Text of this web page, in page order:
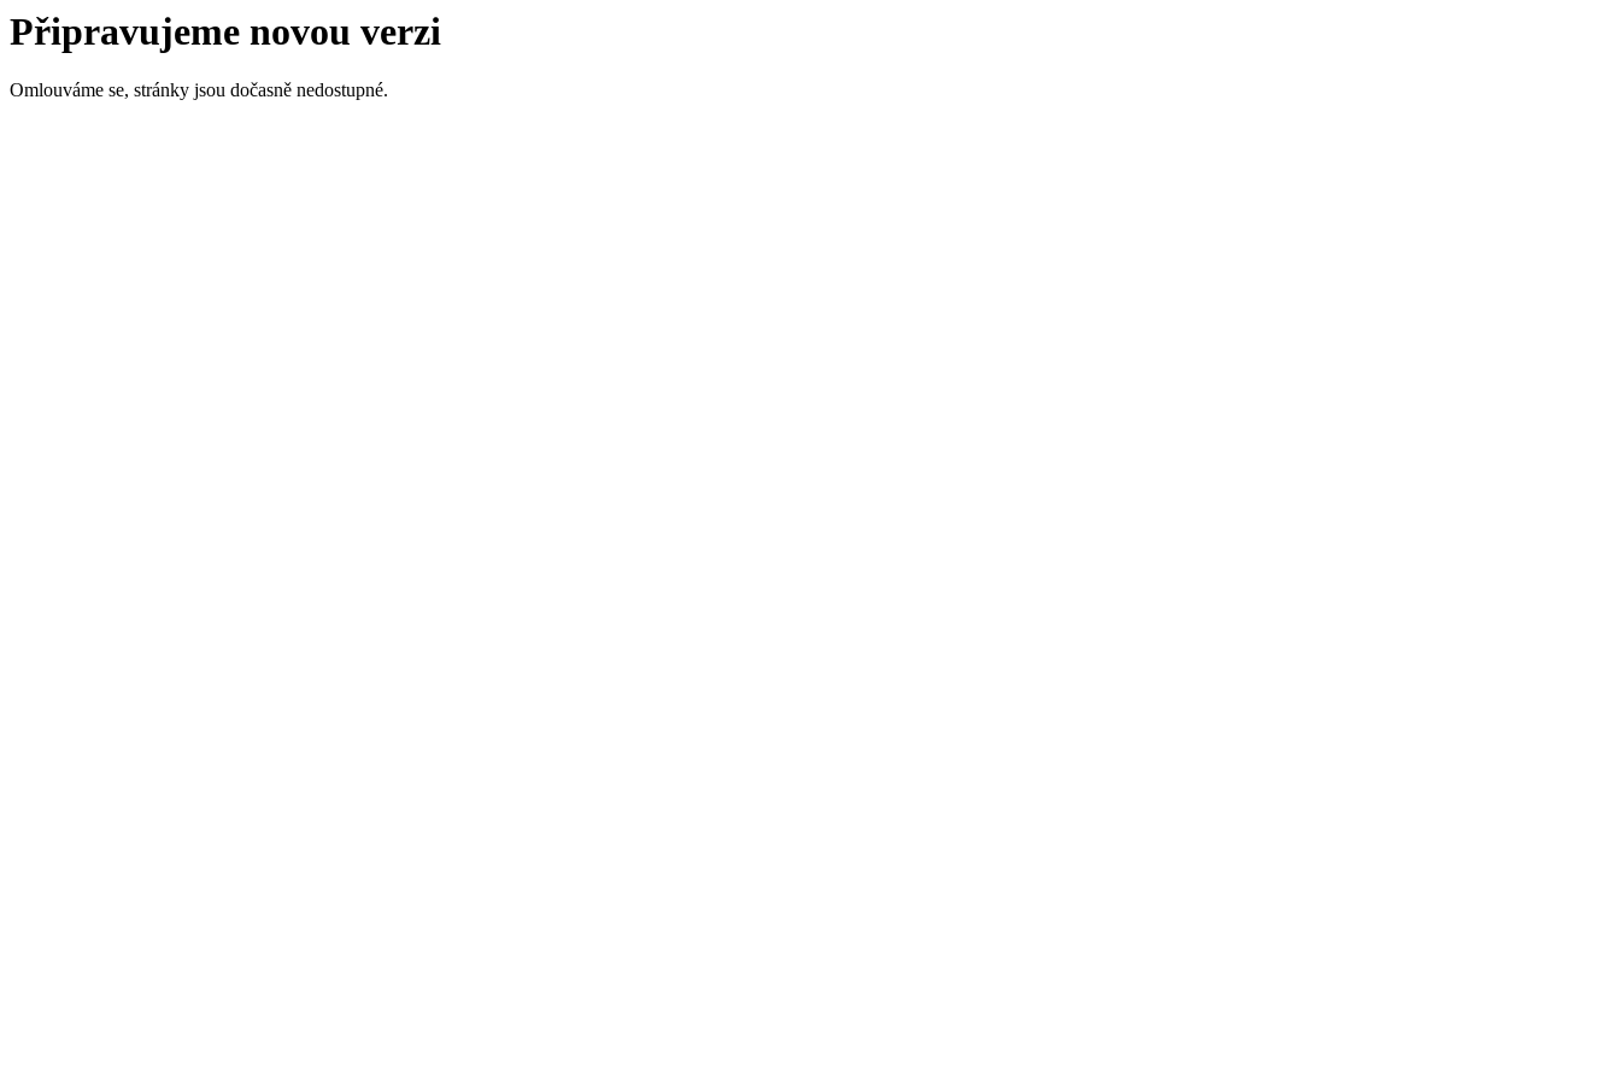
Připravujeme novou verzi
Omlouváme se, stránky jsou dočasně nedostupné.